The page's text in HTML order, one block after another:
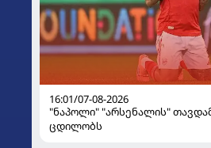
16:01/07-08-2026
"ნაპოლი" "არსენალის"
ცდილობს